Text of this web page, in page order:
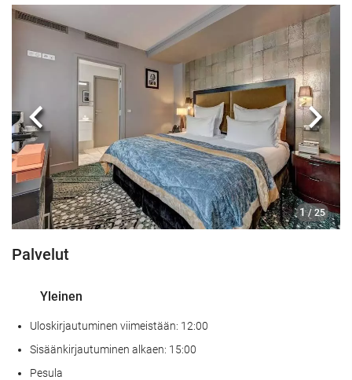
1 / 25
Edellinen
Palvelut
Yleinen
Uloskirjautuminen viimeistään: 12:00
Sisäänkirjautuminen alkaen: 15:00
Pesula